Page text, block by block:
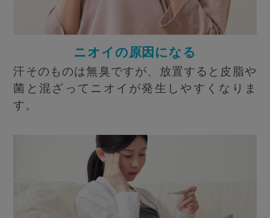
ニオイの原因になる
汗そのものは無臭ですが、放置すると皮脂や
菌と混ざってニオイが発生しやすくなりま
す。